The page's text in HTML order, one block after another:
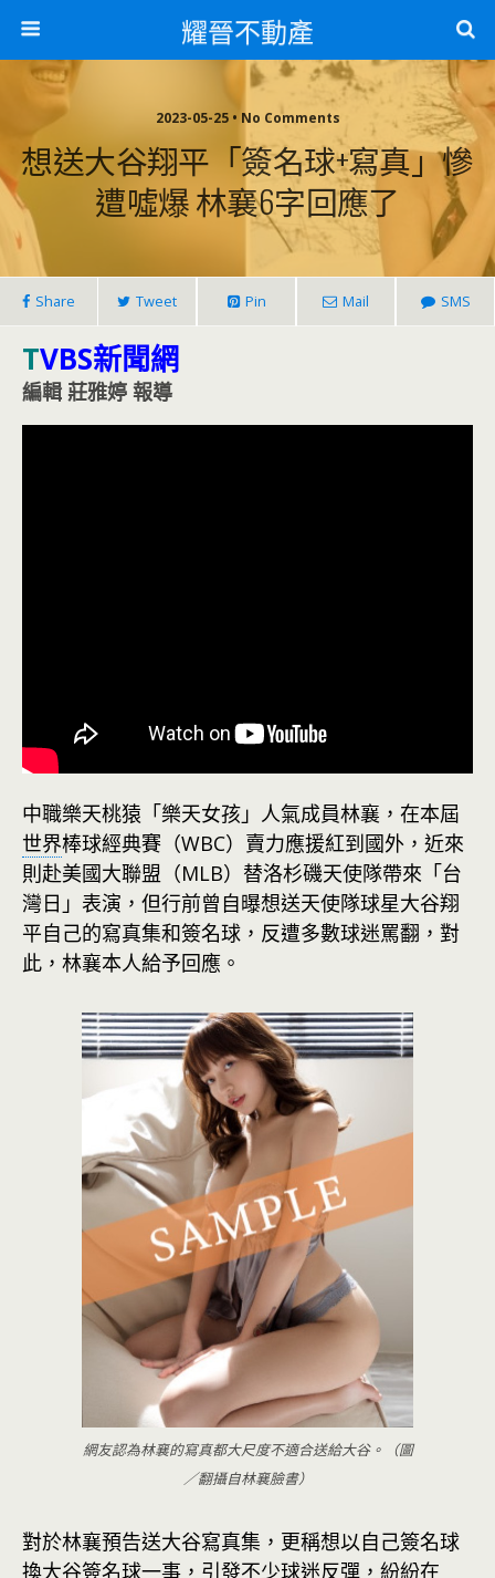
耀晉不動產
2023-05-25 • No Comments
想送大谷翔平「簽名球+寫真」慘
遭噓爆 林襄6字回應了
Share Tweet Pin Mail SMS
TVBS新聞網
編輯 莊雅婷 報導
中職樂天桃猿「樂天女孩」人氣成員林襄，在本屆
世界棒球經典賽（WBC）賣力應援紅到國外，近來
則赴美國大聯盟（MLB）替洛杉磯天使隊帶來「台
灣日」表演，但行前曾自曝想送天使隊球星大谷翔
平自己的寫真集和簽名球，反遭多數球迷罵翻，對
此，林襄本人給予回應。
網友認為林襄的寫真都大尺度不適合送給大谷。（圖
／翻攝自林襄臉書）
對於林襄預告送大谷寫真集，更稱想以自己簽名球
換大谷簽名球一事，引發不少球迷反彈，紛紛在